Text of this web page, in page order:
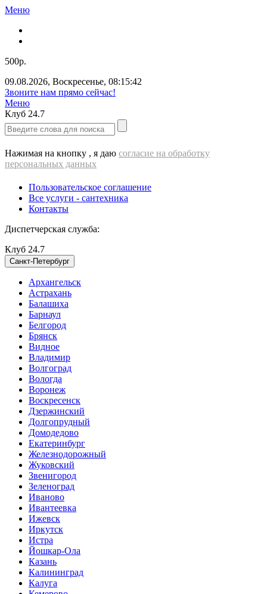
Меню
500р.
09.08.2026, Воскресенье, 08:15:43
Звоните нам прямо сейчас!
Меню
Клуб 24.7
Нажимая на кнопку , я даю согласие на обработку
персональных данных
Пользовательское соглашение
Все услуги - cантехника
Контакты
Диспетчерская служба:
Клуб 24.7
Санкт-Петербург
Архангельск
Астрахань
Балашиха
Барнаул
Белгород
Брянск
Видное
Владимир
Волгоград
Вологда
Воронеж
Воскресенск
Дзержинский
Долгопрудный
Домодедово
Екатеринбург
Железнодорожный
Жуковский
Звенигород
Зеленоград
Иваново
Ивантеевка
Ижевск
Иркутск
Истра
Йошкар-Ола
Казань
Калининград
Калуга